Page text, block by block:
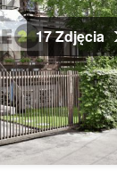
17 Zdjęcia